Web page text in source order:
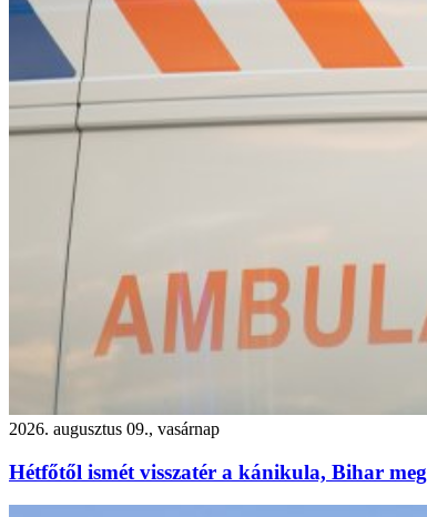
2026. augusztus 09., vasárnap
Hétfőtől ismét visszatér a kánikula, Bihar